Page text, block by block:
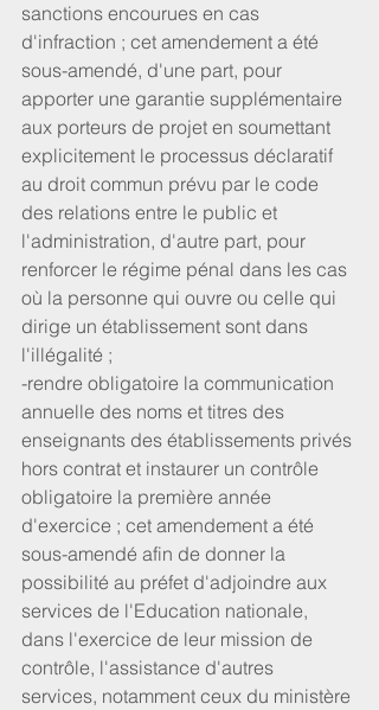
sanctions encourues en cas
d'infraction ; cet amendement a été
sous-amendé, d'une part, pour
apporter une garantie supplémentaire
aux porteurs de projet en soumettant
explicitement le processus déclaratif
au droit commun prévu par le code
des relations entre le public et
l'administration, d'autre part, pour
renforcer le régime pénal dans les cas
où la personne qui ouvre ou celle qui
dirige un établissement sont dans
l'illégalité ;
-rendre obligatoire la communication
annuelle des noms et titres des
enseignants des établissements privés
hors contrat et instaurer un contrôle
obligatoire la première année
d'exercice ; cet amendement a été
sous-amendé afin de donner la
possibilité au préfet d'adjoindre aux
services de l'Education nationale,
dans l'exercice de leur mission de
contrôle, l'assistance d'autres
services, notamment ceux du ministère